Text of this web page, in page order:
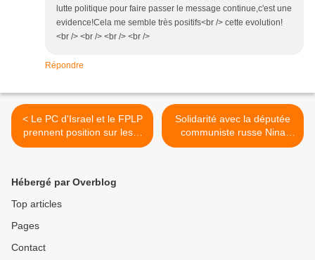
lutte politique pour faire passer le message continue,c'est une
evidence!Cela me semble très positifs<br /> cette evolution!
<br /> <br /> <br /> <br />
Répondre
< Le PC d'Israel et le FPLP
prennent position sur les «
négociations de paix »
provocations impéralistes et
vigilance des organisations
Solidarité avec la députée
communiste russe Nina
Ostanina, victime d'une
Hébergé par Overblog
Top articles
Pages
Contact